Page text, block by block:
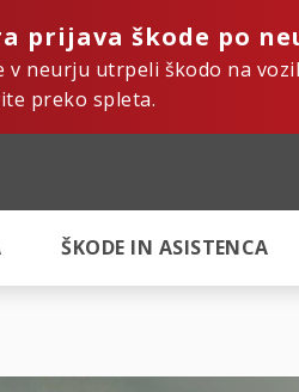
prijava škode po
v neurju utrpeli škodo na
preko spleta.
ŠKODE IN ASISTENCA